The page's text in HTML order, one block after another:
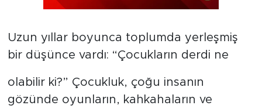
Uzun yıllar boyunca toplumda yerleşmiş
bir düşünce vardı: “Çocukların derdi ne
olabilir ki?” Çocukluk, çoğu insanın
gözünde oyunların, kahkahaların ve